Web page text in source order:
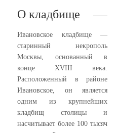
О кладбище
Ивановское кладбище —
старинный некрополь
Москвы, основанный в
конце XVIII века.
Расположенный в районе
Ивановское, он является
одним из крупнейших
кладбищ столицы и
насчитывает более 100 тысяч